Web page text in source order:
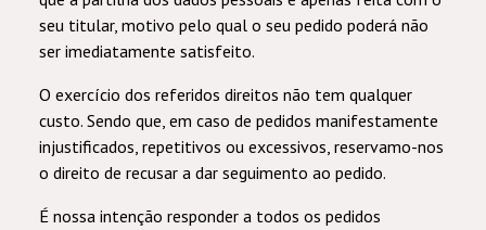
seu titular, motivo pelo qual o seu pedido poderá não
ser imediatamente satisfeito.
O exercício dos referidos direitos não tem qualquer
custo. Sendo que, em caso de pedidos manifestamente
injustificados, repetitivos ou excessivos, reservamo-nos
o direito de recusar a dar seguimento ao pedido.
É nossa intenção responder a todos os pedidos